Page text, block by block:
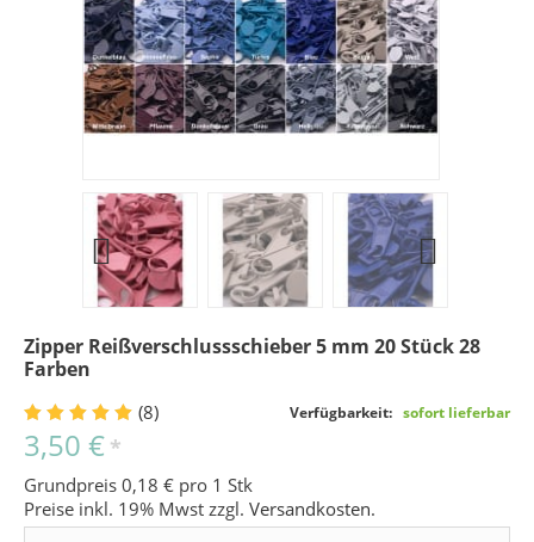
Zipper Reißverschlussschieber 5 mm 20 Stück 28
Farben
(8) Verfügbarkeit: sofort lieferbar
3,50 € *
Grundpreis 0,18 € pro 1 Stk
Preise inkl. 19% Mwst zzgl. Versandkosten.